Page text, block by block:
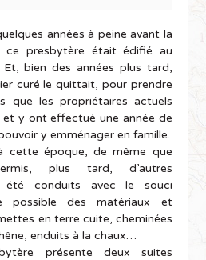
années à peine avant la
ce presbytère était édifié au
bien des années plus tard,
curé le quittait, pour prendre
que les propriétaires actuels
et y ont effectué une année de
y emménager en famille.
cette époque, de même que
plus tard, d’autres
été conduits avec le souci
possible des matériaux et
en terre cuite, cheminées
enduits à la chaux…
présente deux suites